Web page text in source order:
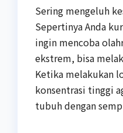
Sering mengeluh
Sepertinya Anda
ingin mencoba
ekstrem, bisa
Ketika melakukan
konsentrasi tinggi
tubuh dengan